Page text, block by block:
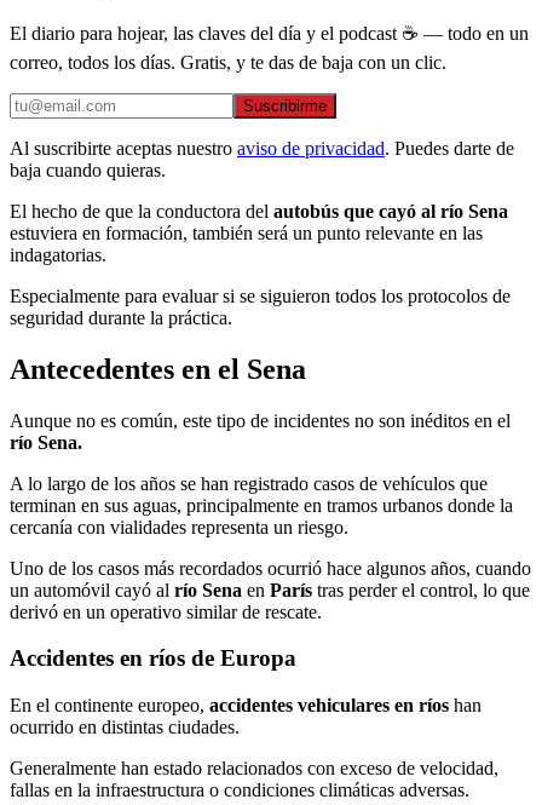
El diario para hojear, las claves del día y el podcast ☕ — todo en un
correo, todos los días. Gratis, y te das de baja con un clic.
Suscribirme
Al suscribirte aceptas nuestro aviso de privacidad. Puedes darte de
baja cuando quieras.
El hecho de que la conductora del autobús que cayó al río Sena
estuviera en formación, también será un punto relevante en las
indagatorias.
Especialmente para evaluar si se siguieron todos los protocolos de
seguridad durante la práctica.
Antecedentes en el Sena
Aunque no es común, este tipo de incidentes no son inéditos en el
río Sena.
A lo largo de los años se han registrado casos de vehículos que
terminan en sus aguas, principalmente en tramos urbanos donde la
cercanía con vialidades representa un riesgo.
Uno de los casos más recordados ocurrió hace algunos años, cuando
un automóvil cayó al río Sena en París tras perder el control, lo que
derivó en un operativo similar de rescate.
Accidentes en ríos de Europa
En el continente europeo, accidentes vehiculares en ríos han
ocurrido en distintas ciudades.
Generalmente han estado relacionados con exceso de velocidad,
fallas en la infraestructura o condiciones climáticas adversas.